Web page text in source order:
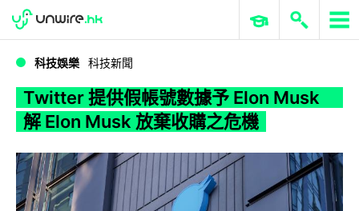
WWDC 2026 ERP 與商業 AI
科技娛樂 科技新聞
Twitter 提供假帳號數據予 Elon Musk
解 Elon Musk 放棄收購之危機